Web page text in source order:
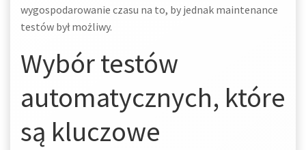
wygospodarowanie czasu na to, by jednak maintenance
testów był możliwy.
Wybór testów
automatycznych, które
są kluczowe